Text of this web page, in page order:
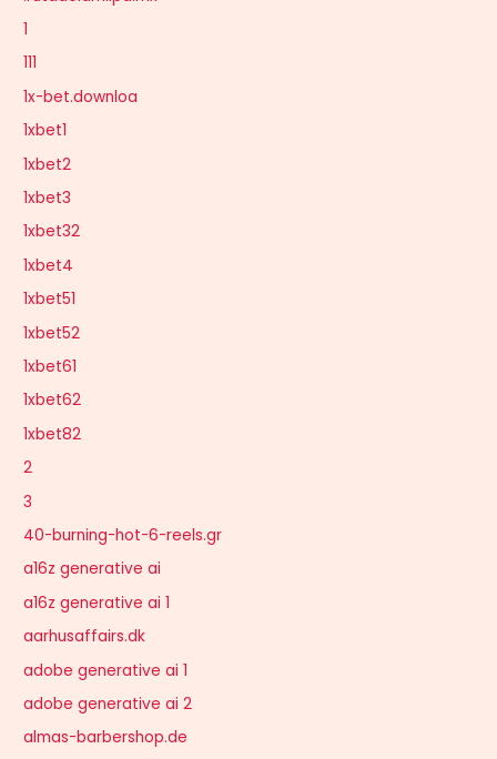
1
111
1x-bet.downloa
1xbet1
1xbet2
1xbet3
1xbet32
1xbet4
1xbet51
1xbet52
1xbet61
1xbet62
1xbet82
2
3
40-burning-hot-6-reels.gr
a16z generative ai
a16z generative ai 1
aarhusaffairs.dk
adobe generative ai 1
adobe generative ai 2
almas-barbershop.de